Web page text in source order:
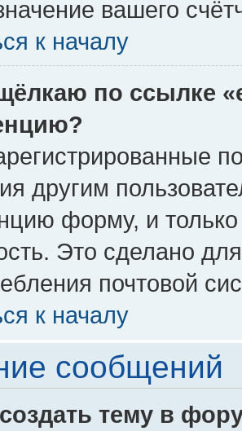
вашего
к началу
по ссылке
другим
форму, и
Это сделано
почтовой
к началу
сообщений
тему в